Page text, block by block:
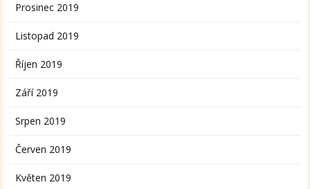
Prosinec 2019
Listopad 2019
Říjen 2019
Září 2019
Srpen 2019
Červen 2019
Květen 2019